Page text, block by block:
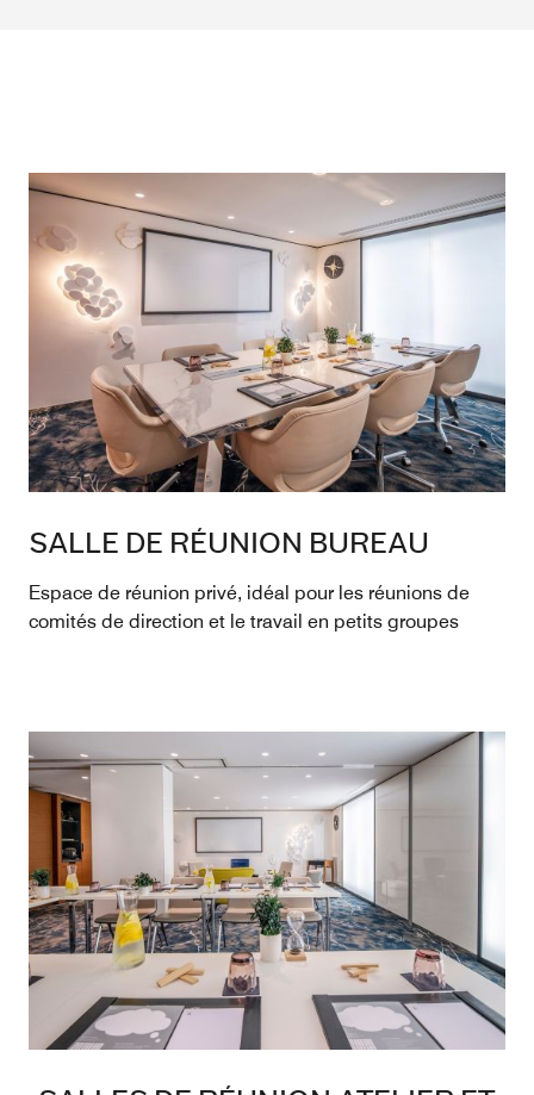
SALLE DE RÉUNION BUREAU
Espace de réunion privé, idéal pour les réunions de
comités de direction et le travail en petits groupes